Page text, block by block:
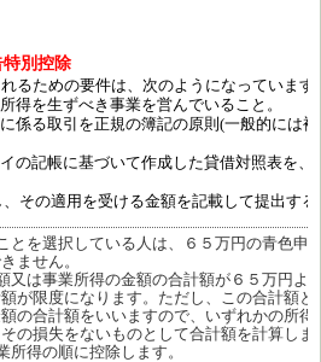
特別控除
るための要件は、次のようになっています
を生ずべき事業を営んでいること。
る取引を正規の簿記の原則(一般的には複
記帳に基づいて作成した貸借対照表を、
の適用を受ける金額を記載して提出する
を選択している人は、６５万円の青色申
ません。
は事業所得の金額の合計額が６５万円よ
が限度になります。ただし、この合計額と
の合計額をいいますので、いずれかの所得
の損失をないものとして合計額を計算しま
得の順に控除します。